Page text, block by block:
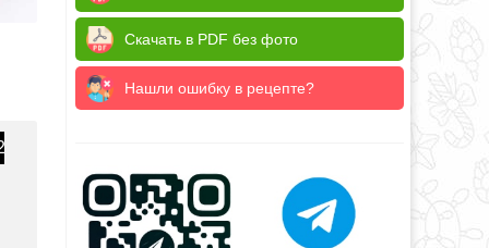
Скачать в PDF без фото
Нашли ошибку в рецепте?